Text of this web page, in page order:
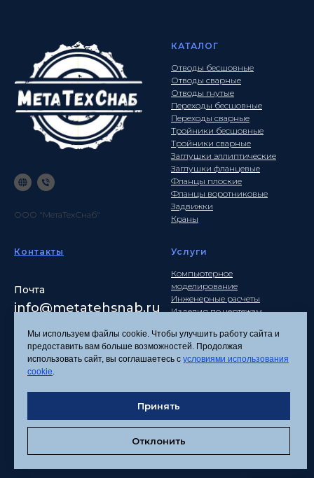
ООО "МетаТехСнаб"
КАТАЛОГ
Отводы бесшовные
Отводы сварные
Отводы гнутые
Переходы бесшовные
Переходы сварные
Тройники бесшовные
Тройники сварные
Заглушки эллиптические
Заглушки фланцевые
Фланцы плоские
Фланцы воротниковые
Задвижки
Краны
Контакты
Почта
info@metatehsnab.ru
Услуги
Компьютерное
моделирование
Инженерные расчеты
Изделия по чертежам
Политика
Согласие на обработку
персональных данных
Соглашение об
Мы используем файлы cookie. Чтобы улучшить работу сайта и
предоставить вам больше возможностей. Продолжая
использовать сайт, вы соглашаетесь с условиями использования
cookie.
Принять
Отклонить